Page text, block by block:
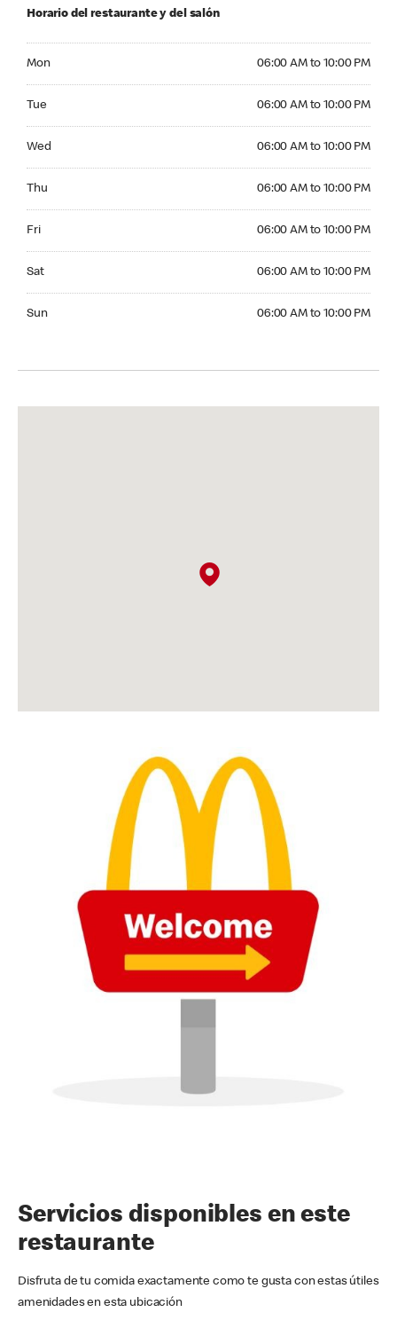
Horario del restaurante y del salón
Mon 06:00 AM to 10:00 PM
Tue 06:00 AM to 10:00 PM
Wed 06:00 AM to 10:00 PM
Thu 06:00 AM to 10:00 PM
Fri 06:00 AM to 10:00 PM
Sat 06:00 AM to 10:00 PM
Sun 06:00 AM to 10:00 PM
Servicios disponibles en este
restaurante
Disfruta de tu comida exactamente como te gusta con estas útiles
amenidades en esta ubicación